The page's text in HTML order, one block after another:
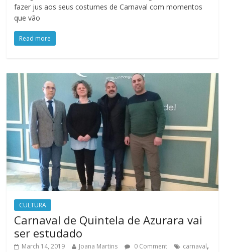
fazer jus aos seus costumes de Carnaval com momentos
que vão
Read more
CULTURA
Carnaval de Quintela de Azurara vai
ser estudado
March 14, 2019 Joana Martins 0 Comment carnaval,